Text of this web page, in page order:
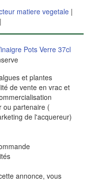
matiere vegetale |
|
Pots Verre 37cl
et plantes
de vente en vrac et
ou partenaire (
de l'acquereur)
annonce, vous